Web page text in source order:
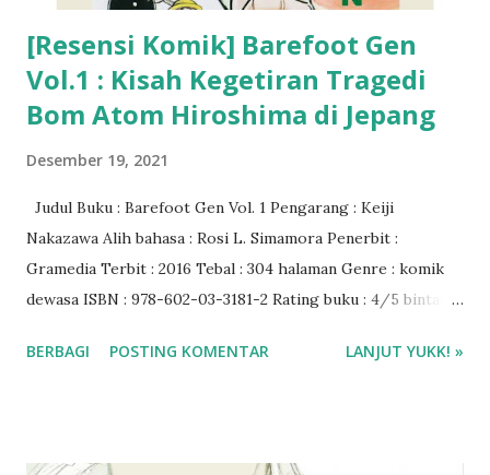
[Resensi Komik] Barefoot Gen
Vol.1 : Kisah Kegetiran Tragedi
Bom Atom Hiroshima di Jepang
Desember 19, 2021
Judul Buku : Barefoot Gen Vol. 1 Pengarang : Keiji
Nakazawa Alih bahasa : Rosi L. Simamora Penerbit :
Gramedia Terbit : 2016 Tebal : 304 halaman Genre : komik
dewasa ISBN : 978-602-03-3181-2 Rating buku : 4/5 bintang
❤️❤️
BERBAGI POSTING KOMENTAR LANJUT YUKK! »